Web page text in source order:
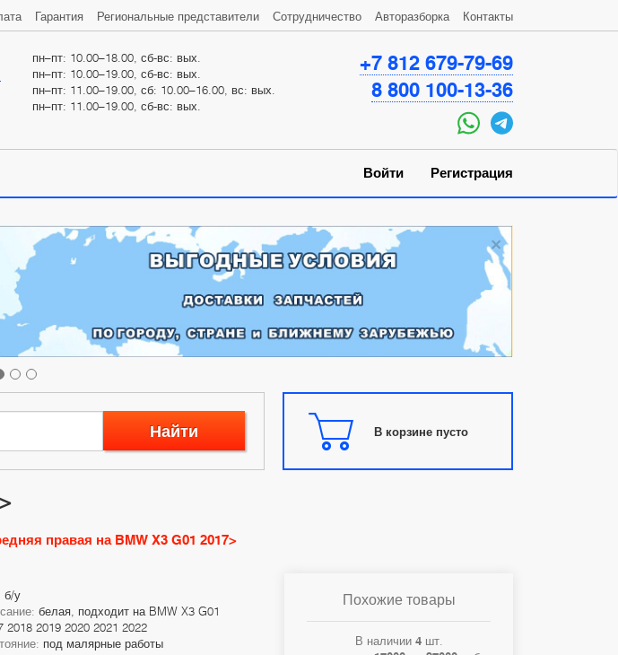
пн–пт: 10.00–18.00, сб-вс: вых.
пн–пт: 10.00–19.00, сб-вс: вых.
пн–пт: 11.00–19.00, сб: 10.00–16.00, вс: вых.
пн–пт: 11.00–19.00, сб-вс: вых.
+7 812 679-79-69
8 800 100-13-36
Гарантия Региональные представители Сотрудничество Авторазборка Контакты
Войти Регистрация
×
Найти В корзине пусто
правая на BMW X3 G01 2017>
б/у
белая, подходит на BMW X3 G01
2018 2019 2020 2021 2022
под малярные работы
Похожие товары
В наличии 4шт.